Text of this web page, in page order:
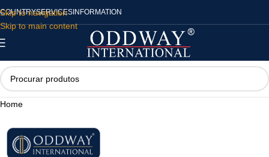
Skip to navigation
Skip to main content
COUNTRYSERVICES INFORMATION
Home